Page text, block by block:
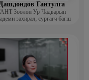
Гантулга
Зөөлөн Ур Чадварын
захирал, сургагч багш